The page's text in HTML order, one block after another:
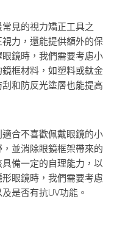
見的視力矯正工具之
力，還能提供額外的保
鏡時，我們需要考慮小
框材料，如塑料或鈦金
和防反光塗層也能提高
合不喜歡佩戴眼鏡的小
並消除眼鏡框架帶來的
備一定的自理能力，以
眼鏡時，我們需要考慮
是否有抗UV功能。